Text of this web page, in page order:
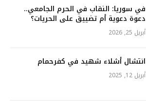
في سوريا: النقاب في الحرم الجامعي..
دعوة دعوية أم تضييق على الحريات؟
أبريل 25, 2026
انتشال أشلاء شهيد في كفرحمام
أبريل 12, 2025